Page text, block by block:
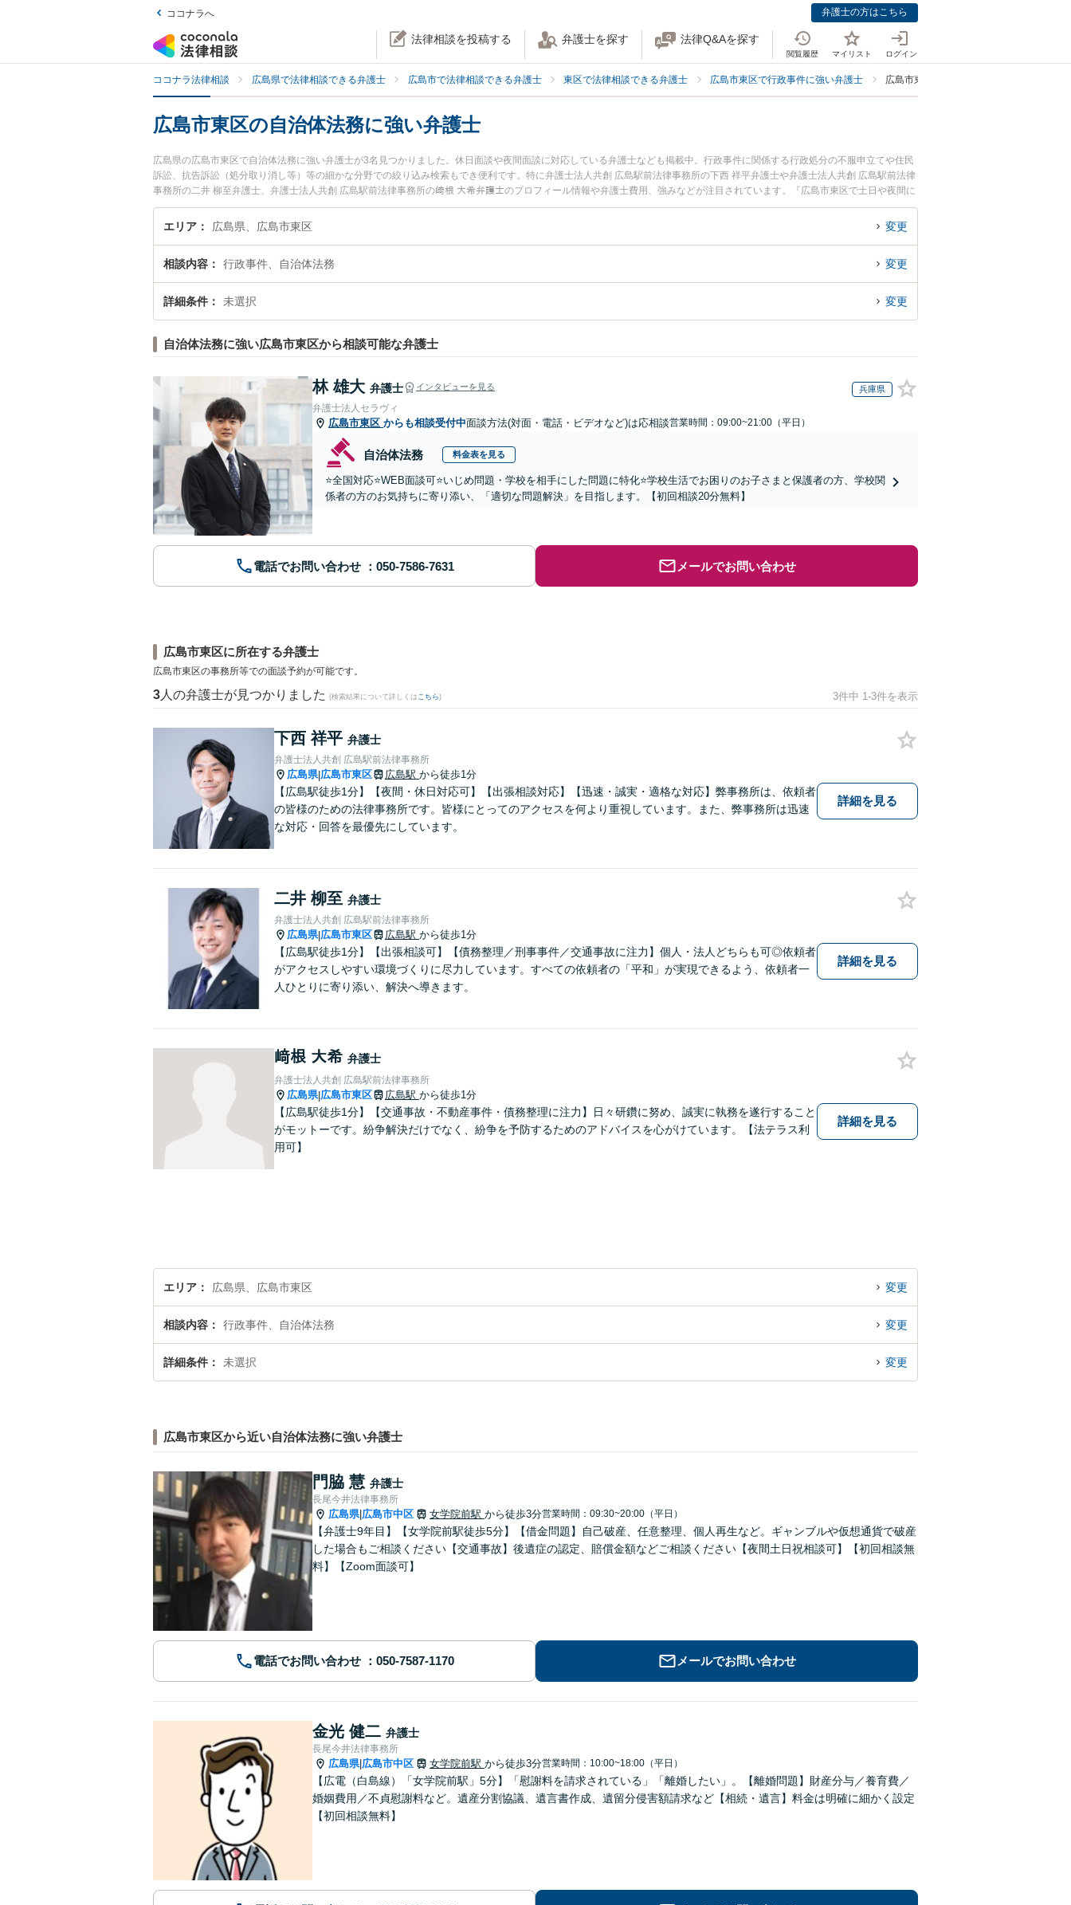
ココナラへ 弁護士の方はこちら
法律相談を投稿する 弁護士を探す 法律Q&Aを探す
閲覧履歴 マイリスト ログイン
ココナラ法律相談 広島県で法律相談できる弁護士 広島市で法律相談できる弁護士 東区で法律相談できる弁護士 広島市東区で行政事件に強い弁護士 広島市東区で自治体法務に強い弁護士
広島市東区の自治体法務に強い弁護士
広島県の広島市東区で自治体法務に強い弁護士が3名見つかりました。休日面談や夜間面談に対応している弁護士なども掲載中。行政事件に関係する行政処分の不服申立てや住民
訴訟、抗告訴訟（処分取り消し等）等の細かな分野での絞り込み検索もでき便利です。特に弁護士法人共創 広島駅前法律事務所の下西 祥平弁護士や弁護士法人共創 広島駅前法律
事務所の二井 柳至弁護士、弁護士法人共創 広島駅前法律事務所の﨑根 大希弁護士のプロフィール情報や弁護士費用、強みなどが注目されています。『広島市東区で土日や夜間に
発生した自治体法務のトラブルを今すぐに弁護士に相談したい』『自治体法務のトラブル解決の実績豊富な近くの弁護士を検索したい』『初回相談無料で自治体法務を法律相談で
きる広島市東区内の弁護士に相談予約したい』などでお困りの相談者さんにおすすめです。
エリア 広島県、広島市東区 変更
相談内容 行政事件、自治体法務 変更
詳細条件 未選択 変更
自治体法務に強い広島市東区から相談可能な弁護士
林 雄大 弁護士 インタビューを見る 兵庫県
弁護士法人セラヴィ
広島市東区 からも相談受付中面談方法(対面・電話・ビデオなど)は応相談営業時間：09:00~21:00（平日）
自治体法務 料金表を見る
⭐️全国対応⭐️WEB面談可⭐️いじめ問題・学校を相手にした問題に特化⭐️学校生活でお困りのお子さまと保護者の方、学校関
係者の方のお気持ちに寄り添い、「適切な問題解決」を目指します。【初回相談20分無料】
電話でお問い合わせ メールでお問い合わせ
広島市東区に所在する弁護士
広島市東区の事務所等での面談予約が可能です。
3 人の弁護士が見つかりました (検索結果について詳しくは こちら) 3件中 1-3件を表示
下西 祥平 弁護士
弁護士法人共創 広島駅前法律事務所
広島県|広島市東区 広島駅 から徒歩1分
【広島駅徒歩1分】【夜間・休日対応可】【出張相談対応】【迅速・誠実・適格な対応】弊事務所は、依頼者
の皆様のための法律事務所です。皆様にとってのアクセスを何より重視しています。また、弊事務所は迅速
な対応・回答を最優先にしています。
詳細を見る
二井 柳至 弁護士
弁護士法人共創 広島駅前法律事務所
広島県|広島市東区 広島駅 から徒歩1分
【広島駅徒歩1分】【出張相談可】【債務整理／刑事事件／交通事故に注力】個人・法人どちらも可◎依頼者
がアクセスしやすい環境づくりに尽力しています。すべての依頼者の「平和」が実現できるよう、依頼者一
人ひとりに寄り添い、解決へ導きます。
詳細を見る
﨑根 大希 弁護士
弁護士法人共創 広島駅前法律事務所
広島県|広島市東区 広島駅 から徒歩1分
【広島駅徒歩1分】【交通事故・不動産事件・債務整理に注力】日々研鑽に努め、誠実に執務を遂行すること
がモットーです。紛争解決だけでなく、紛争を予防するためのアドバイスを心がけています。【法テラス利
用可】
詳細を見る
エリア 広島県、広島市東区 変更
相談内容 行政事件、自治体法務 変更
詳細条件 未選択 変更
広島市東区から近い自治体法務に強い弁護士
門脇 慧 弁護士
長尾今井法律事務所
広島県| 広島市中区 女学院前駅 から徒歩3分営業時間：09:30~20:00（平日）
【弁護士9年目】【女学院前駅徒歩5分】【借金問題】自己破産、任意整理、個人再生など。ギャンブルや仮想通貨で破産
した場合もご相談ください【交通事故】後遺症の認定、賠償金額などご相談ください【夜間土日祝相談可】【初回相談無
料】【Zoom面談可】
電話でお問い合わせ メールでお問い合わせ
金光 健二 弁護士
長尾今井法律事務所
広島県| 広島市中区 女学院前駅 から徒歩3分営業時間：10:00~18:00（平日）
【広電（白島線）「女学院前駅」5分】「慰謝料を請求されている」「離婚したい」。【離婚問題】財産分与／養育費／
婚姻費用／不貞慰謝料など。遺産分割協議、遺言書作成、遺留分侵害額請求など【相続・遺言】料金は明確に細かく設定
【初回相談無料】